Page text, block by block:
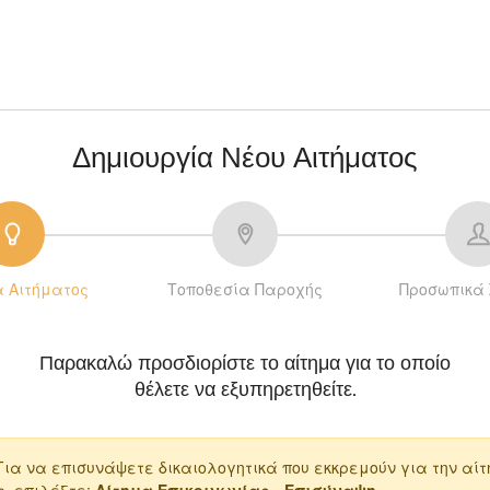
Δημιουργία Νέου Αιτήματος
Αιτήματος Τοποθεσία Παροχής Προσωπικά
Παρακαλώ προσδιορίστε το αίτημα για το οποίο
θέλετε να εξυπηρετηθείτε.
να επισυνάψετε δικαιολογητικά που εκκρεμούν για την